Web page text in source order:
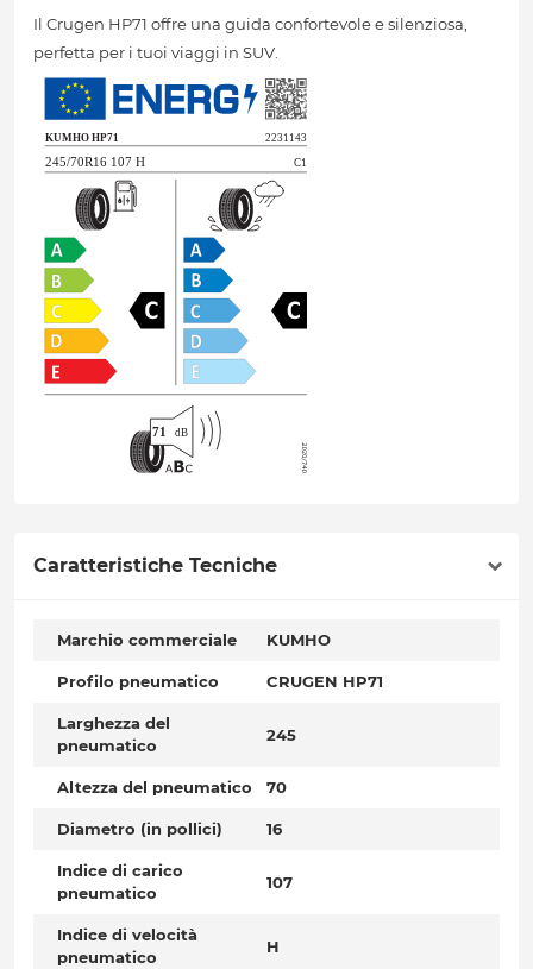
Il Crugen HP71 offre una guida confortevole e silenziosa,
perfetta per i tuoi viaggi in SUV.
Caratteristiche Tecniche
Marchio commerciale KUMHO
Profilo pneumatico CRUGEN HP71
Larghezza del
pneumatico
245
Altezza del pneumatico 70
Diametro (in pollici) 16
Indice di carico
pneumatico
107
Indice di velocità
pneumatico
H